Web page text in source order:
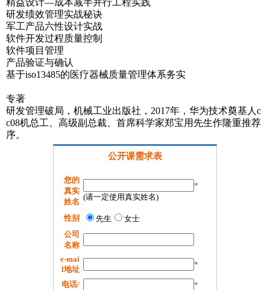
精益设计—成本减半并行工程实践
研发绩效管理实战秘诀
军工产品六性设计实战
软件开发过程质量控制
软件项目管理
产品验证与确认
基于iso13485的医疗器械质量管理体系务实
专著
研发管理破局，机械工业出版社，2017年，华为技术奠基人c
c08机总工、高级副总裁、首席科学家郑宝用先生作隆重推荐
序。
公开课需求表
您的
真实
姓名
*
(请一定使用真实姓名)
性别 先生
女士
公司
名称
e-mai
l地址
*
电话/
*